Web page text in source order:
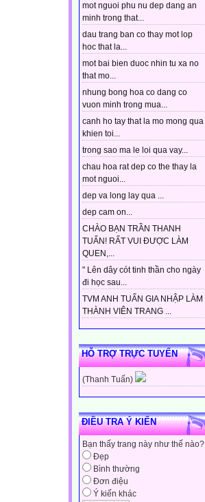
mot nguoi phu nu dep dang an
minh trong that...
dau trang ban co thay mot lop
hoc that la...
mot bai bien duoc nhin tu xa no
that mo...
nhung bong hoa co dang co
vuon minh trong mua...
canh ho tay that la mo mong qua
khien toi...
trong sao ma le loi qua vay...
chau hoa rat dep co the thay la
mot nguoi...
dep va long lay qua ...
dep cam on...
CHÀO BẠN TRẦN THANH
TUẤN! RẤT VUI ĐƯỢC LÀM
QUEN,...
" Lên dây cót tinh thần cho ngày
đi học sau...
TVM ANH TUẤN GIA NHẬP LÀM
THÀNH VIÊN TRANG ...
HỖ TRỢ TRỰC TUYẾN
(Thanh Tuấn)
ĐIỀU TRA Ý KIẾN
Bạn thấy trang này như thế nào?
Đẹp
Bình thường
Đơn điệu
Ý kiến khác